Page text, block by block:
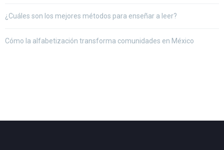
¿Cuáles son los mejores métodos para enseñar a leer?
Cómo la alfabetización transforma comunidades en México